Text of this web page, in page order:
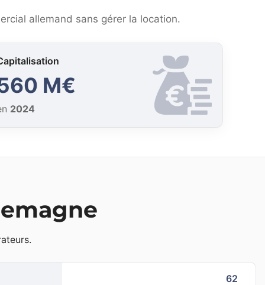
allemand sans gérer la location.
M€
2024
62